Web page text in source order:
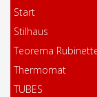
Start
Stilhaus
Teorema
Thermomat
TUBES